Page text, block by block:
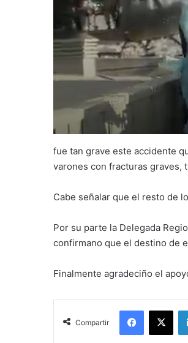
fue tan grave este accidente
varones con fracturas graves,
Cabe señalar que el resto de
Por su parte la Delegada
confirmano que el destino de
Finalmente agradeciño el
Compartir
Facebook
X